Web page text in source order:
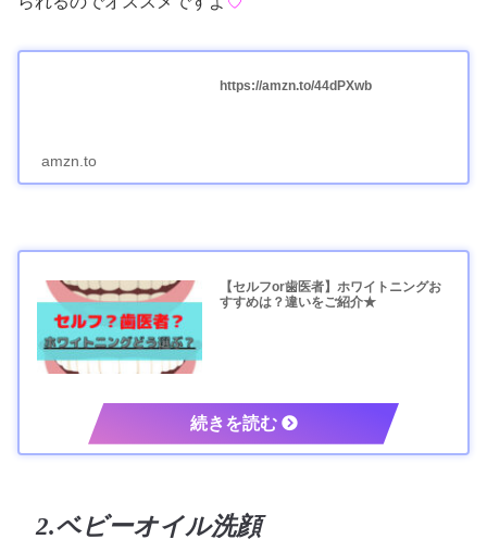
https://amzn.to/44dPXwb
amzn.to
【セルフor歯医者】ホワイトニングお
すすめは？違いをご紹介★
2.ベビーオイル洗顔